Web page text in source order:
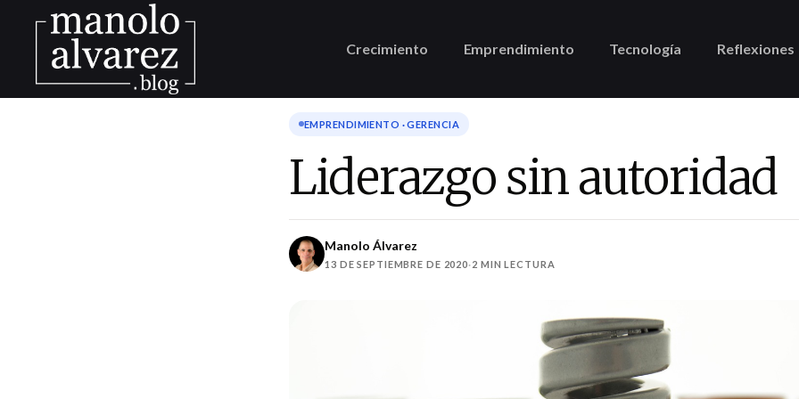
Crecimiento Emprendimiento Tecnología Reflexiones
EMPRENDIMIENTO · GERENCIA
Liderazgo sin autoridad
Manolo Álvarez
13 DE SEPTIEMBRE DE 2020·2 MIN LECTURA